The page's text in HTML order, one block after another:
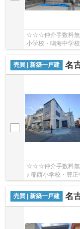
☆☆☆仲介手数料無
小学校・鳴海中学校
売買 | 新築一戸建 名古屋
☆☆☆仲介手数料無
♪ 稲西小学校・豊正
売買 | 新築一戸建 名古屋